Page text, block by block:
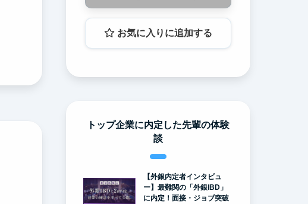
お気に入りに追加する
トップ企業に内定した先輩の体験
談
【外銀内定者インタビュ
ー】最難関の「外銀IBD」
に内定！面接・ジョブ突破